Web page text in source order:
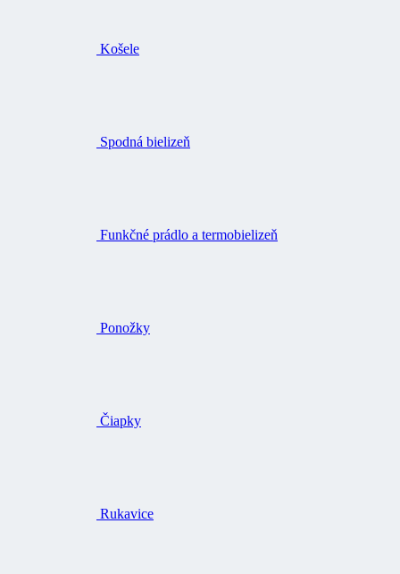
Košele
Spodná bielizeň
Funkčné prádlo a termobielizeň
Ponožky
Čiapky
Rukavice